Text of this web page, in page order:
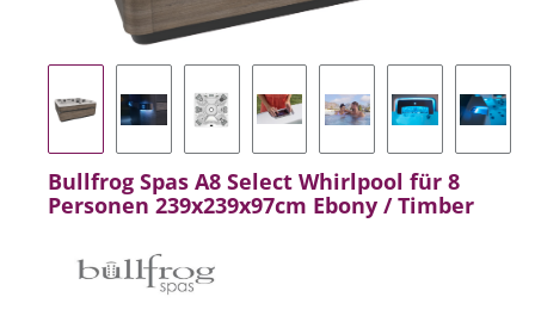
Bullfrog Spas A8 Select Whirlpool für 8
Personen 239x239x97cm Ebony / Timber